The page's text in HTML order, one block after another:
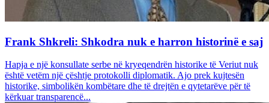
Frank Shkreli: Shkodra nuk e harron historinë e saj
Hapja e një konsullate serbe në kryeqendrën historike të Veriut nuk
është vetëm një çështje protokolli diplomatik. Ajo prek kujtesën
historike, simbolikën kombëtare dhe të drejtën e qytetarëve për të
kërkuar transparencë...